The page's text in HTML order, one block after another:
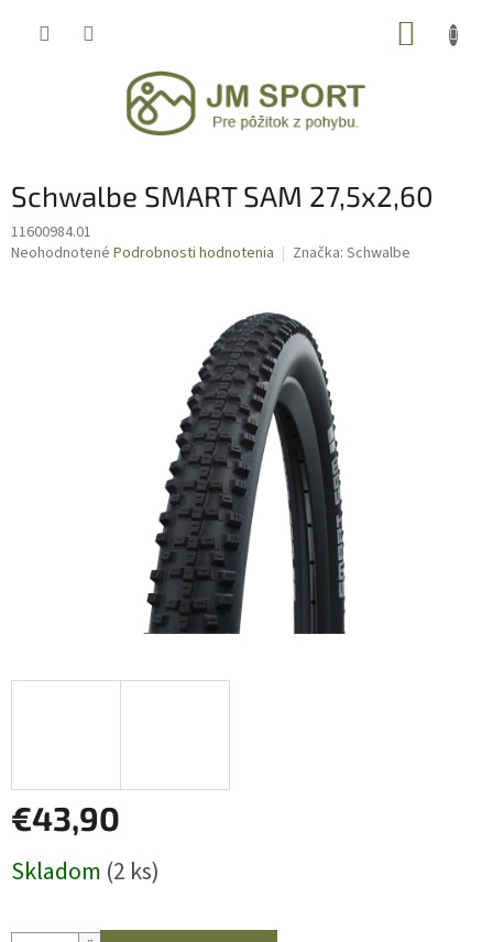
Schwalbe SMART SAM 27,5x2,60
11600984.01
Priemerné
Neohodnotené Podrobnosti hodnotenia Značka: Schwalbe
€43,90
cena:
Skladom (2 ks)